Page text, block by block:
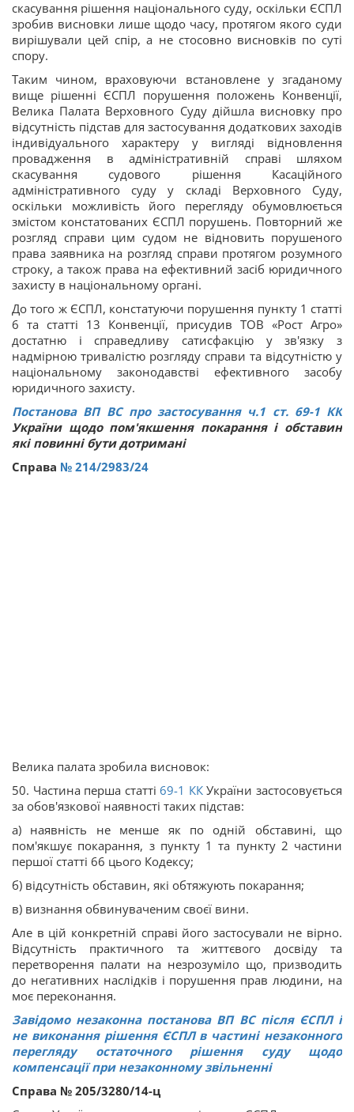
скасування рішення національного суду, оскільки ЄСПЛ
зробив висновки лише щодо часу, протягом якого суди
вирішували цей спір, а не стосовно висновків по суті
спору.
Таким чином, враховуючи встановлене у згаданому
вище рішенні ЄСПЛ порушення положень Конвенції,
Велика Палата Верховного Суду дійшла висновку про
відсутність підстав для застосування додаткових заходів
індивідуального характеру у вигляді відновлення
провадження в адміністративній справі шляхом
скасування судового рішення Касаційного
адміністративного суду у складі Верховного Суду,
оскільки можливість його перегляду обумовлюється
змістом констатованих ЄСПЛ порушень. Повторний же
розгляд справи цим судом не відновить порушеного
права заявника на розгляд справи протягом розумного
строку, а також права на ефективний засіб юридичного
захисту в національному органі.
До того ж ЄСПЛ, констатуючи порушення пункту 1 статті
6 та статті 13 Конвенції, присудив ТОВ «Рост Агро»
достатню і справедливу сатисфакцію у зв'язку з
надмірною тривалістю розгляду справи та відсутністю у
національному законодавстві ефективного засобу
юридичного захисту.
Постанова ВП ВС про застосування ч.1 ст.69-1 КК
України щодо пом'якшення покарання і обставин
які повинні бути дотримані
Справа № 214/2983/24
Велика палата зробила висновок:
50. Частина перша статті 69-1 ККУкраїни застосовується
за обов'язкової наявності таких підстав:
а) наявність не менше як по одній обставині, що
пом'якшує покарання, з пункту 1 та пункту 2 частини
першої статті 66 цього Кодексу;
б) відсутність обставин, які обтяжують покарання;
в) визнання обвинуваченим своєї вини.
Але в цій конкретній справі його застосували не вірно.
Відсутність практичного та життєвого досвіду та
перетворення палати на незрозуміло що, призводить
до негативних наслідків і порушення прав людини, на
моє переконання.
Завідомо незаконна постанова ВП ВС після ЄСПЛ і
не виконання рішення ЄСПЛ в частині незаконного
перегляду остаточного рішення суду щодо
компенсації при незаконному звільненні
Справа № 205/3280/14-ц